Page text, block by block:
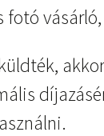
fotó vásárló,